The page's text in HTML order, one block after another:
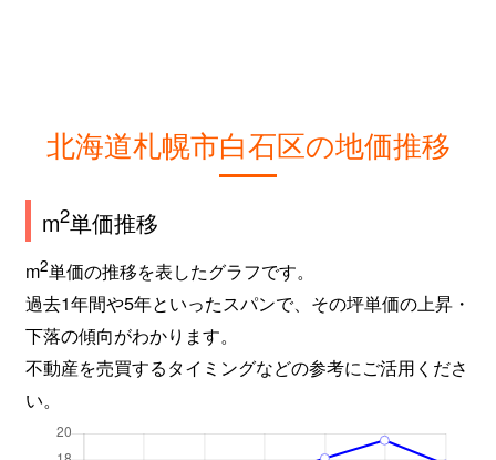
北海道札幌市白石区の地価推移
m2単価推移
m2単価の推移を表したグラフです。
過去1年間や5年といったスパンで、その坪単価の上昇・
下落の傾向がわかります。
不動産を売買するタイミングなどの参考にご活用くださ
い。